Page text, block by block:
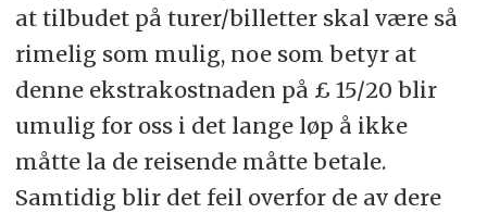
at tilbudet på turer/billetter skal være så
rimelig som mulig, noe som betyr at
denne ekstrakostnaden på £ 15/20 blir
umulig for oss i det lange løp å ikke
måtte la de reisende måtte betale.
Samtidig blir det feil overfor de av dere